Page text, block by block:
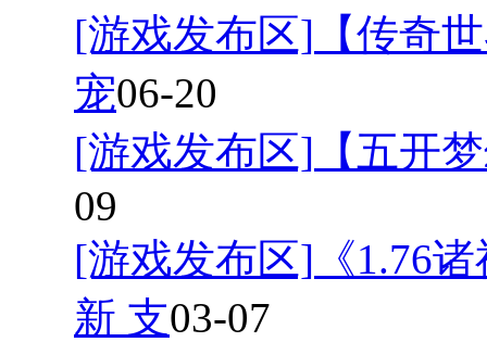
[游戏发布区] 【传奇
宠06-20
[游戏发布区] 【五开
09
[游戏发布区] 《1.76
新 支03-07